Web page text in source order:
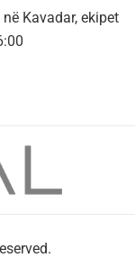
Kavadar, ekipet